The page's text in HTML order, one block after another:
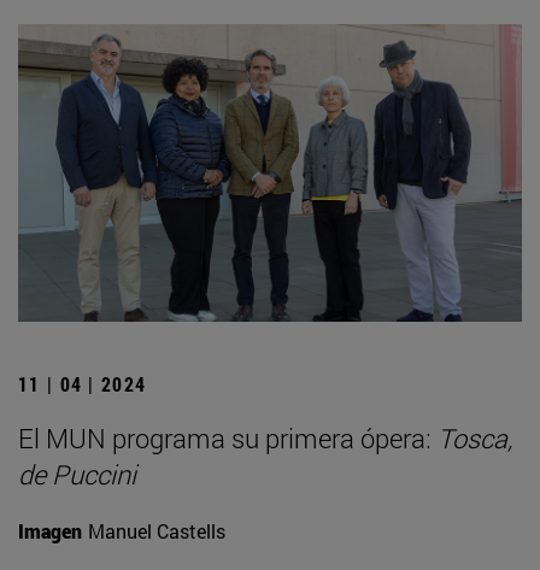
11 | 04 | 2024
El MUN programa su primera ópera: Tosca,
de Puccini
Imagen Manuel Castells